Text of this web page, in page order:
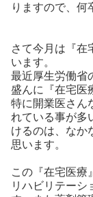
りますので、何
さて今月は『在
います。
最近厚生労働省
盛んに『在宅医
特に開業医さん
れている事が多
けるのは、なか
思います。
この『在宅医療
リハビリテーシ